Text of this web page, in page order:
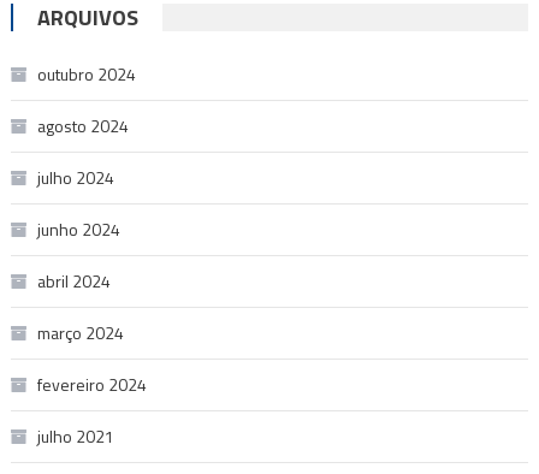
ARQUIVOS
outubro 2024
agosto 2024
julho 2024
junho 2024
abril 2024
março 2024
fevereiro 2024
julho 2021